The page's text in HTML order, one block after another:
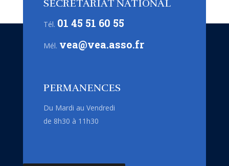
SECRÉTARIAT NATIONAL
Tél. 01 45 51 60 55
Mél. vea@vea.asso.fr
PERMANENCES
Du Mardi au Vendredi
de 8h30 à 11h30